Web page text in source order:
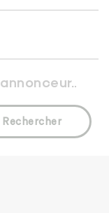
Rechercher